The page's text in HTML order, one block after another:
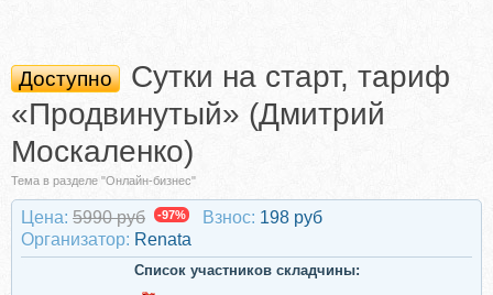
Доступно
Сутки на старт, тариф
«Продвинутый» (Дмитрий
Москаленко)
Тема в разделе "Онлайн-бизнес"
Цена: 5990 руб -97% Взнос: 198 руб
Организатор: Renata
Список участников складчины: